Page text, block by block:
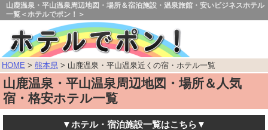
山鹿温泉・平山温泉周辺地図・場所＆宿泊施設・温泉旅館・安いビジネスホテル
一覧＜ホテルでポン！＞
HOME > 熊本県 > 山鹿温泉・平山温泉近くの宿・ホテル一覧
山鹿温泉・平山温泉周辺地図・場所＆人気
宿・格安ホテル一覧
▼ホテル・宿泊施設一覧はこちら▼